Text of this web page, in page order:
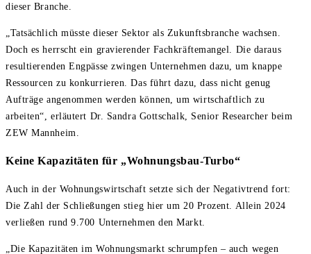
dieser Branche.
„Tatsächlich müsste dieser Sektor als Zukunftsbranche wachsen.
Doch es herrscht ein gravierender Fachkräftemangel. Die daraus
resultierenden Engpässe zwingen Unternehmen dazu, um knappe
Ressourcen zu konkurrieren. Das führt dazu, dass nicht genug
Aufträge angenommen werden können, um wirtschaftlich zu
arbeiten“, erläutert Dr. Sandra Gottschalk, Senior Researcher beim
ZEW Mannheim.
Keine Kapazitäten für „Wohnungsbau-Turbo“
Auch in der Wohnungswirtschaft setzte sich der Negativtrend fort:
Die Zahl der Schließungen stieg hier um 20 Prozent. Allein 2024
verließen rund 9.700 Unternehmen den Markt.
„Die Kapazitäten im Wohnungsmarkt schrumpfen – auch wegen